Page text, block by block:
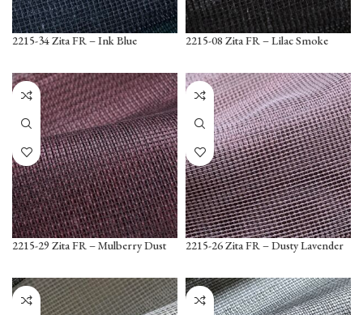
2215-34 Zita FR – Ink Blue 2215-08 Zita FR – Lilac Smoke
2215-29 Zita FR – Mulberry Dust 2215-26 Zita FR – Dusty Lavender